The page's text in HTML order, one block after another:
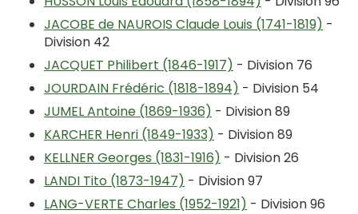
JACOBE de NAUROIS Claude Louis (1741-1819) -
Division 42
JACQUET Philibert (1846-1917) - Division 76
JOURDAIN Frédéric (1818-1894) - Division 54
JUMEL Antoine (1869-1936) - Division 89
KARCHER Henri (1849-1933) - Division 89
KELLNER Georges (1831-1916) - Division 26
LANDI Tito (1873-1947) - Division 97
LANG-VERTE Charles (1952-1921) - Division 96